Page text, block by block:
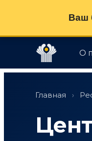
О
Главная ›
Ваш